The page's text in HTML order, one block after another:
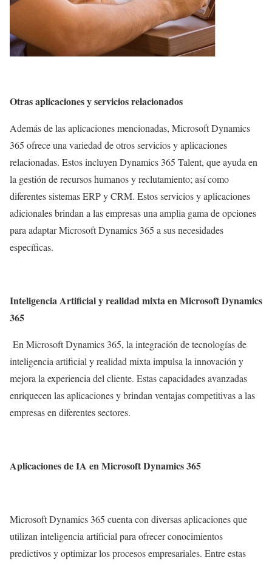
Otras aplicaciones y servicios relacionados
Además de las aplicaciones mencionadas, Microsoft Dynamics
365 ofrece una variedad de otros servicios y aplicaciones
relacionadas. Estos incluyen Dynamics 365 Talent, que ayuda en
la gestión de recursos humanos y reclutamiento; así como
diferentes sistemas ERP y CRM. Estos servicios y aplicaciones
adicionales brindan a las empresas una amplia gama de opciones
para adaptar Microsoft Dynamics 365 a sus necesidades
específicas.
Inteligencia Artificial y realidad mixta en Microsoft Dynamics
365
En Microsoft Dynamics 365, la integración de tecnologías de
inteligencia artificial y realidad mixta impulsa la innovación y
mejora la experiencia del cliente. Estas capacidades avanzadas
enriquecen las aplicaciones y brindan ventajas competitivas a las
empresas en diferentes sectores.
Aplicaciones de IA en Microsoft Dynamics 365
Microsoft Dynamics 365 cuenta con diversas aplicaciones que
utilizan inteligencia artificial para ofrecer conocimientos
predictivos y optimizar los procesos empresariales. Entre estas